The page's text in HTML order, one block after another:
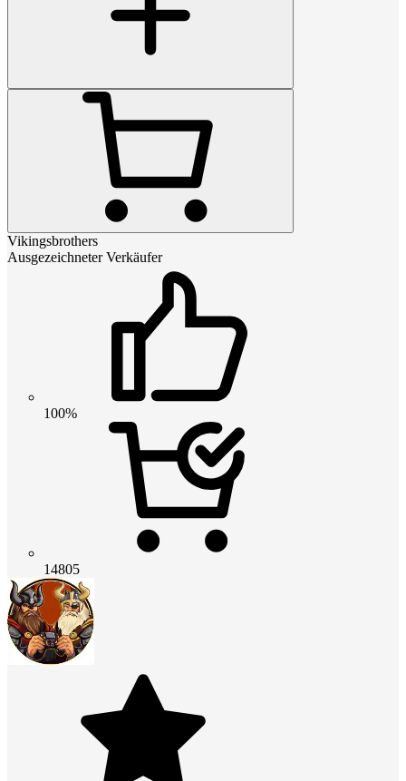
Vikingsbrothers
Ausgezeichneter Verkäufer
100%
14805